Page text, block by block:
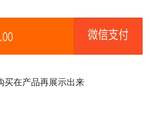
买在产品再展示出来